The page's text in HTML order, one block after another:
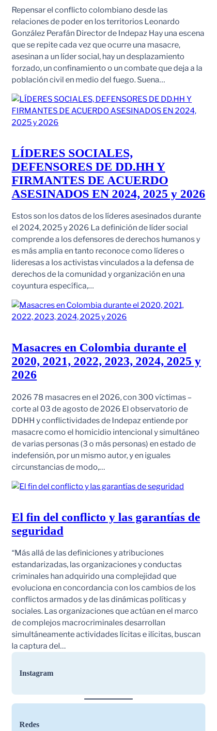
Repensar el conflicto colombiano desde las
relaciones de poder en los territorios Leonardo
González Perafán Director de Indepaz Hay una escena
que se repite cada vez que ocurre una masacre,
asesinan a un líder social, hay un desplazamiento
forzado, un confinamiento o un combate que deja a la
población civil en medio del fuego. Suena…
LÍDERES SOCIALES,
DEFENSORES DE DD.HH Y
FIRMANTES DE ACUERDO
ASESINADOS EN 2024, 2025 y 2026
Estos son los datos de los líderes asesinados durante
el 2024, 2025 y 2026 La definición de líder social
comprende a los defensores de derechos humanos y
es más amplia en tanto reconoce como líderes o
lideresas a los activistas vinculados a la defensa de
derechos de la comunidad y organización en una
coyuntura específica,…
Masacres en Colombia durante el
2020, 2021, 2022, 2023, 2024, 2025 y
2026
2026 78 masacres en el 2026, con 300 víctimas –
corte al 03 de agosto de 2026 El observatorio de
DDHH y conflictividades de Indepaz entiende por
masacre como el homicidio intencional y simultáneo
de varias personas (3 o más personas) en estado de
indefensión, por un mismo autor, y en iguales
circunstancias de modo,…
El fin del conflicto y las garantías de
seguridad
“Más allá de las definiciones y atribuciones
estandarizadas, las organizaciones y conductas
criminales han adquirido una complejidad que
evoluciona en concordancia con los cambios de los
conflictos armados y de las dinámicas políticas y
sociales. Las organizaciones que actúan en el marco
de complejos macrocriminales desarrollan
simultáneamente actividades lícitas e ilícitas, buscan
la captura del…
Instagram
Redes